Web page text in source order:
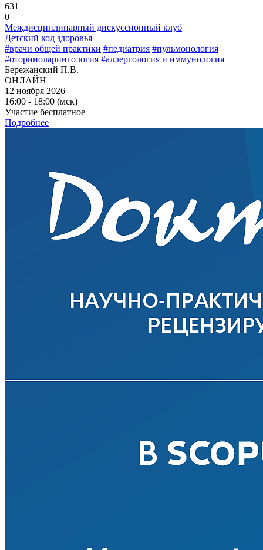
631
0
Междисциплинарный дискуссионный клуб
Детский код здоровья
#врачи общей практики #педиатрия #пульмонология
#оториноларингология #аллергология и иммунология
Бережанский П.В.
ОНЛАЙН
12 ноября 2026
16:00 - 18:00 (мск)
Участие бесплатное
Подробнее